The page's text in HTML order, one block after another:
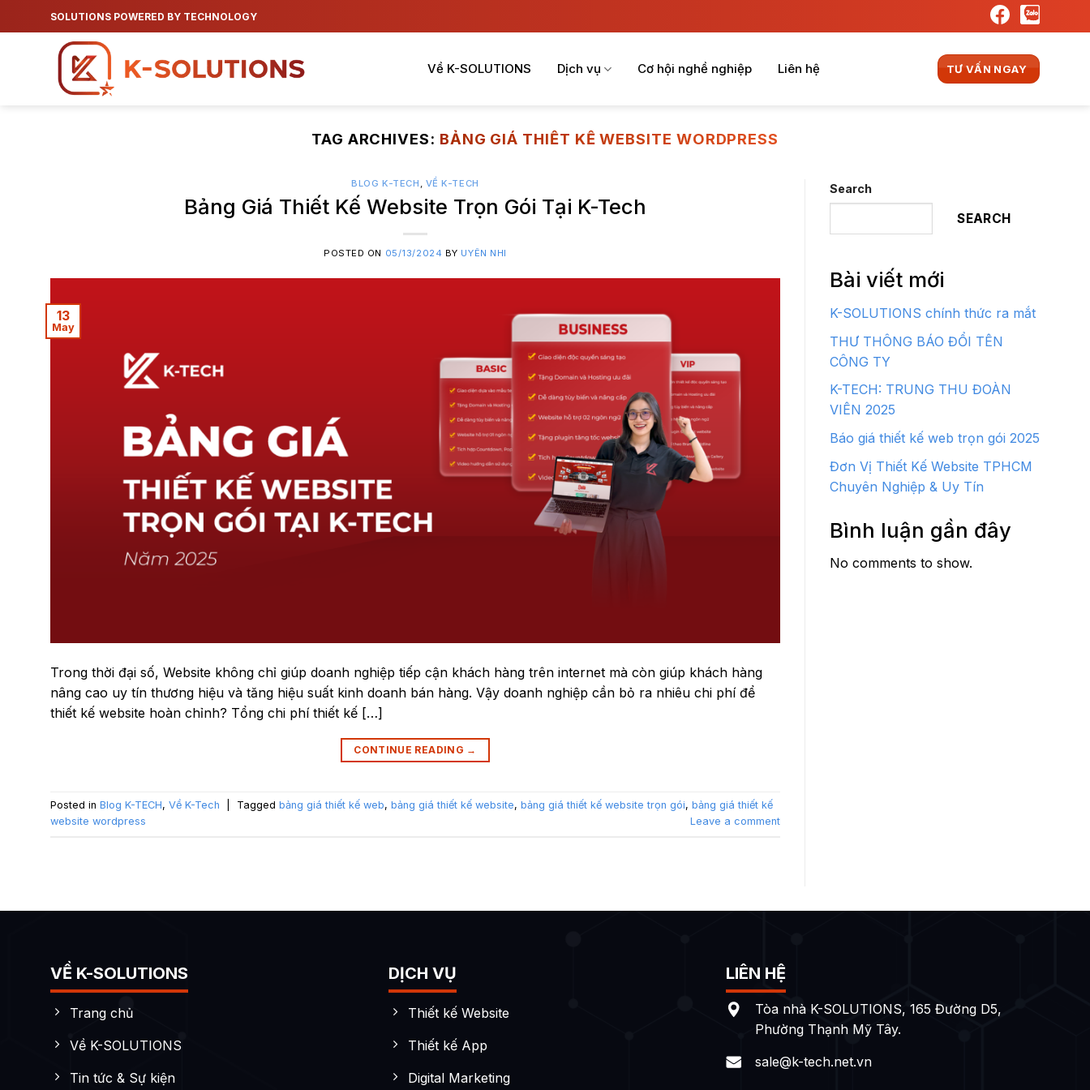
to
SOLUTIONS POWERED BY TECHNOLOGY
Về K-SOLUTIONS Dịch vụ Cơ hội nghề nghiệp Liên hệ TƯ VẤN NGAY
TAG ARCHIVES: BẢNG GIÁ THIẾT KẾ WEBSITE WORDPRESS
BLOG K-TECH , VỀ K-TECH
Bảng Giá Thiết Kế Website Trọn Gói Tại K-Tech
POSTED ON 05/13/2024 BY UYÊN NHI
13
May
Trong thời đại số, Website không chỉ giúp doanh nghiệp tiếp cận khách hàng trên internet mà còn giúp khách hàng
nâng cao uy tín thương hiệu và tăng hiệu suất kinh doanh bán hàng. Vậy doanh nghiệp cần bỏ ra nhiêu chi phí để
thiết kế website hoàn chỉnh? Tổng chi phí thiết kế […]
CONTINUE READING →
Posted in Blog K-TECH, Về K-Tech Tagged bảng giá thiết kế web, bảng giá thiết kế website, bảng giá thiết kế website trọn gói, bảng giá thiết kế
website wordpress
Leave a comment
Search
SEARCH
Bài viết mới
K-SOLUTIONS chính thức ra mắt
THƯ THÔNG BÁO ĐỔI TÊN
CÔNG TY
K-TECH: TRUNG THU ĐOÀN
VIÊN 2025
Báo giá thiết kế web trọn gói 2025
Đơn Vị Thiết Kế Website TPHCM
Chuyên Nghiệp & Uy Tín
Bình luận gần đây
No comments to show.
VỀ K-SOLUTIONS
Trang chủ
Về K-SOLUTIONS
Tin tức & Sự kiện
DỊCH VỤ
Thiết kế Website
Thiết kế App
Digital Marketing
LIÊN HỆ
Tòa nhà K-SOLUTIONS, 165 Đường D5,
Phường Thạnh Mỹ Tây.
sale@k-tech.net.vn